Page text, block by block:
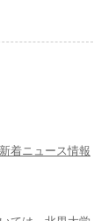
着ニュース情報